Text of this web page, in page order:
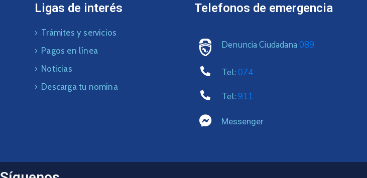
Ligas de interés
Trámites y servicios
Pagos en línea
Noticias
Descarga tu nomina
Telefonos de emergencia
Denuncia Ciudadana 089
Tel: 074
Tel: 911
Messenger